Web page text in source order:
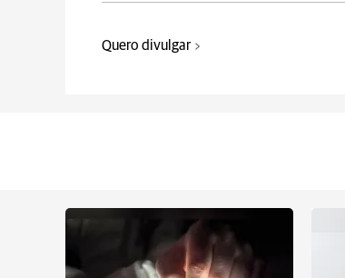
Quero divulgar